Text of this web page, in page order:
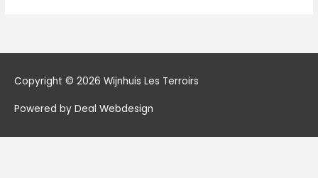
Copyright © 2026 Wijnhuis Les Terroirs
Powered by Deal Webdesign